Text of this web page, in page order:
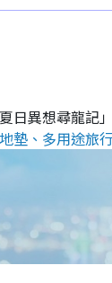
日異想尋龍記
墊、多用途旅